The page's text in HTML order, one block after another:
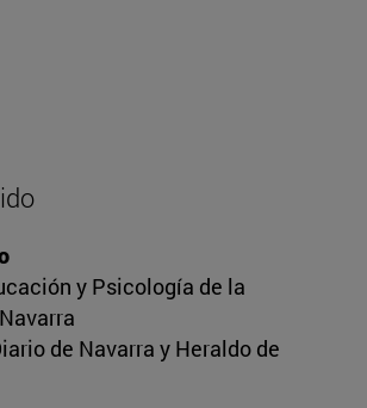
y Psicología de la
de Navarra y Heraldo de